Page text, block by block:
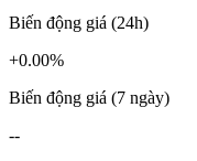
Biến động giá (24h)
+0.00%
Biến động giá (7 ngày)
--